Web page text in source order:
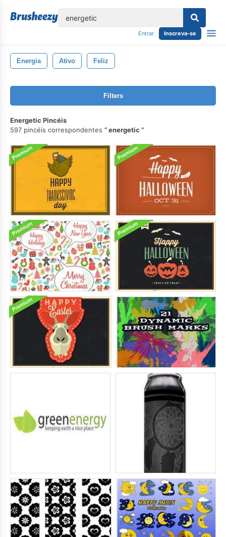
Entrar Inscreva-se
Energia Ativo Feliz
Filters
Energetic Pincéis
597 pincéis correspondentes
energetic